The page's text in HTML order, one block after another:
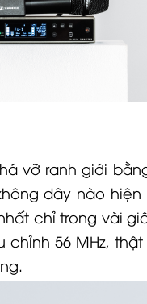
vỡ ranh giới
dây nào
chỉ trong vài
56 MHz,